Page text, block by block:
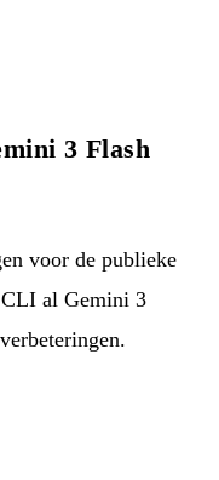
3 Flash
voor de publieke
al Gemini 3